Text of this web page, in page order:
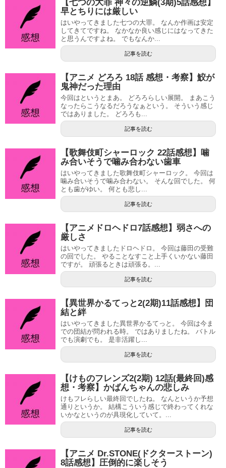
【七つの大罪 神々の逆鱗(3期)5話感想】
早とちりには厳しい
はいやってきました七つの大罪。 なんか作画は安定
してきてですね。 なかなか良い感じにはなってきた
と思うんですよね。 でもなんか...
記事を読む
【アニメ どろろ 18話 感想・考察】鮫が
鬼神だった理由
今回はというとまあ。 どろろらしい展開。 まあこう
なったらこうなるだろうなぁという。 そういう感じ
ではありました。 どろろも...
記事を読む
【歌舞伎町シャーロック 22話感想】噛
み合いそうで噛み合わない歯車
はいやってきました歌舞伎町シャーロック。 今回は
噛み合いそうで噛み合わない。 そんな回でした。 何
とも歯がゆい。 何とも悲し...
記事を読む
【アニメドロヘドロ7話感想】弱さへの
厳しさ
はいやってきましたドロヘドロ。 今回は藤田の受難
の回でした。 やることなすこと上手くいかない藤田
ですが。 頑張るときは頑張る。...
記事を読む
【異世界かるてっと2(2期)11話感想】団
結と絆
はいやってきました異世界かるてっと。 今回は今ま
での団結が問われる時。 ではありましたね。 バトル
でも演劇でも。 是非活躍し...
記事を読む
【けものフレンズ2(2期) 12話(最終回)感
想・考察】かばんちゃんの悲しみ
けもフレらしい最終回でしたね。 なんというか予想
通りというか。 結構こういう感じで終わってくれな
いかなというのが具現化していて。...
記事を読む
【アニメ Dr.STONE(ドクターストーン)
8話感想】圧倒的に楽しそう